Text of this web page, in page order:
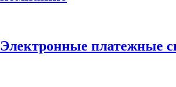
Электронные платежные